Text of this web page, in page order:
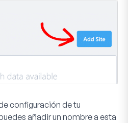
configuración de tu
añadir un nombre a esta